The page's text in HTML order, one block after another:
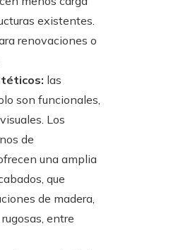
existentes.
renovaciones o
las
son funcionales,
Los
de
una amplia
que
de madera,
entre